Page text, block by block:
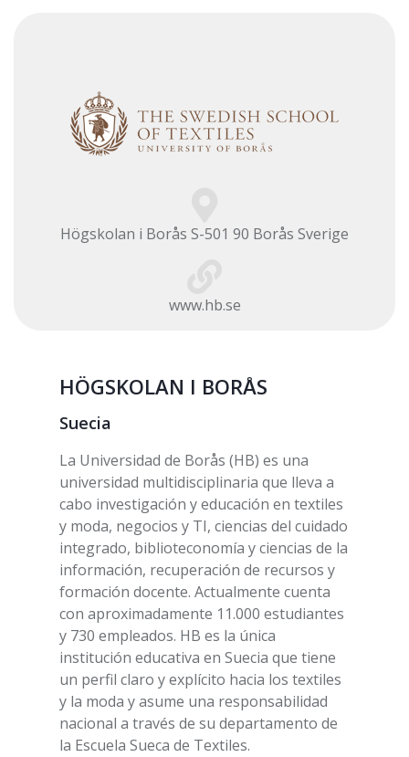
Högskolan i Borås S-501 90 Borås Sverige
www.hb.se
HÖGSKOLAN I BORÅS
Suecia
La Universidad de Borås (HB) es una
universidad multidisciplinaria que lleva a
cabo investigación y educación en textiles
y moda, negocios y TI, ciencias del cuidado
integrado, biblioteconomía y ciencias de la
información, recuperación de recursos y
formación docente. Actualmente cuenta
con aproximadamente 11.000 estudiantes
y 730 empleados. HB es la única
institución educativa en Suecia que tiene
un perfil claro y explícito hacia los textiles
y la moda y asume una responsabilidad
nacional a través de su departamento de
la Escuela Sueca de Textiles.